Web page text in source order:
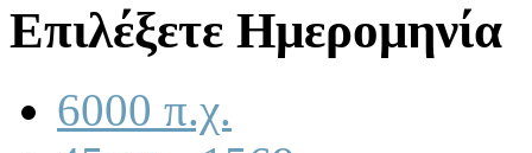
Επιλέξετε Ημερομηνία
6000 π.χ.